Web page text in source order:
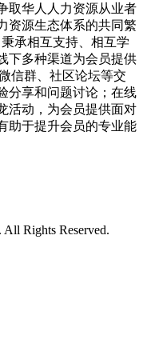
取华人人力资源从业者
资源生态体系的共同繁
承相互支持、相互学
下多种渠道为会员提供
信群、社区论坛等交
分享和问题讨论；在线
活动，为会员提供面对
助于提升会员的专业能
Rights Reserved.